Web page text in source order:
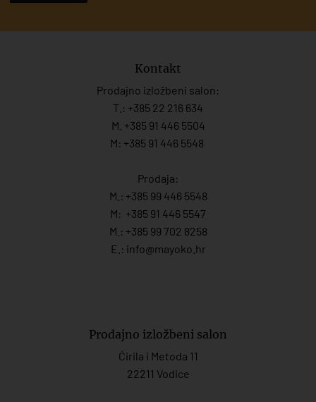
Kontakt
Prodajno izložbeni salon:
T.: +385 22 216 634
M. +385 91 446 5504
M: +385 91 446 5548
Prodaja:
M.: +385 99 446 5548
M: +385 91 446 5547
M.: +385 99 702 8258
E.: info@mayoko. hr
Prodajno izložbeni salon
Ćirila i Metoda 11
22211 Vodice